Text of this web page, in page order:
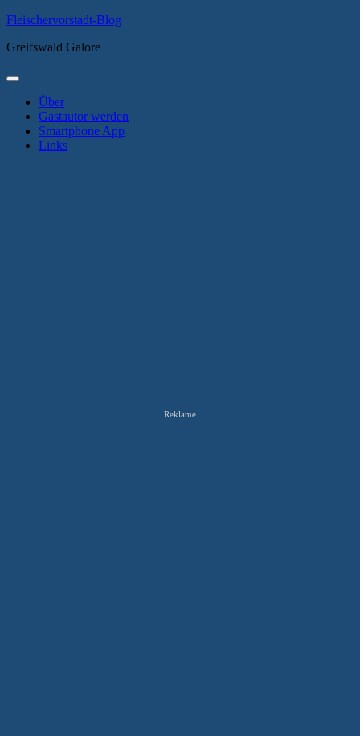
Zum
springen
Fleischervorstadt-Blog
Greifswald Galore
Primäres
Über
Gastautor werden
Smartphone App
Links
Reklame